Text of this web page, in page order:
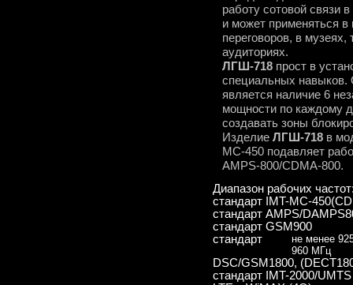
работу сотовой связи
и может применяться
переговоров, в
аудиториях.
ЛГШ-718 прост в
специальных навыков.
является наличие 6
мощности по каждому
создавать зоны
Изделие ЛГШ-718 в
MC-450 подавляет
AMPS-800/CDMA-800.
Диапазон рабочих
стандарт IMT-MC-
стандарт AMPS/
стандарт GSM900
не менее
960 МГц
стандарт
DSC/GSM1800,
стандарт IMT-2000/